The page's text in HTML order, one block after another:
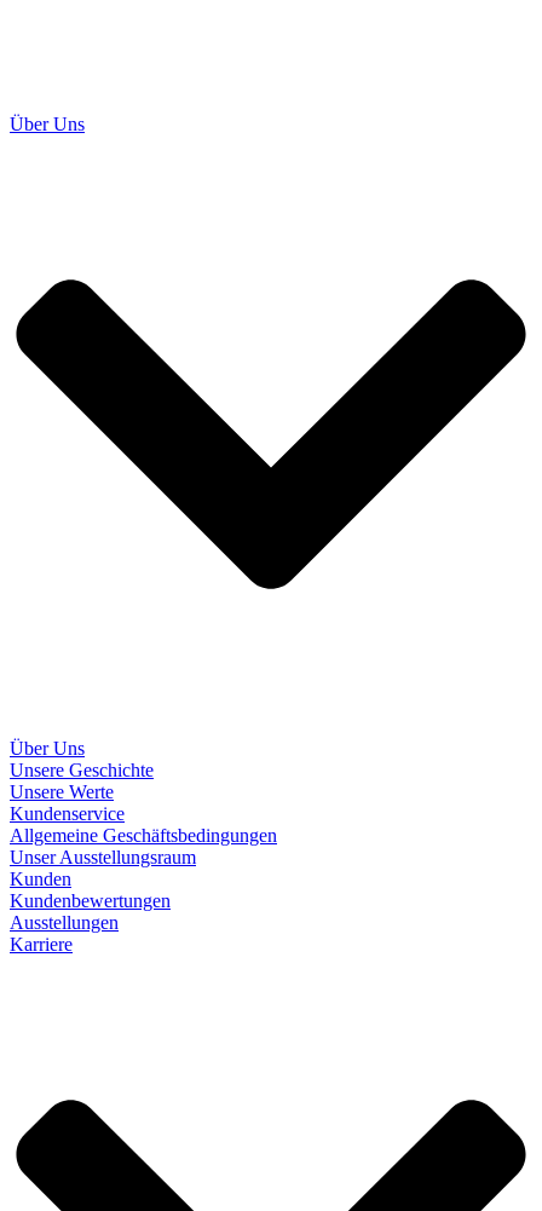
Über Uns
Über Uns
Unsere Geschichte
Unsere Werte
Kundenservice
Allgemeine Geschäftsbedingungen
Unser Ausstellungsraum
Kunden
Kundenbewertungen
Ausstellungen
Karriere